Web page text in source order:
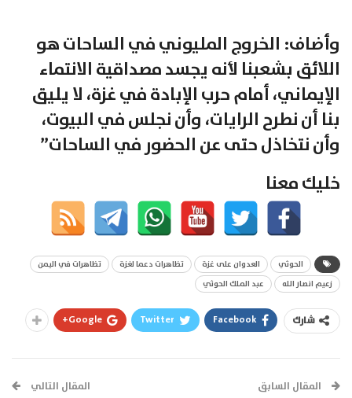
وأضاف: الخروج المليوني في الساحات هو
اللائق بشعبنا لأنه يجسد مصداقية الانتماء
الإيماني، أمام حرب الإبادة في غزة، لا يليق
بنا أن نطرح الرايات، وأن نجلس في البيوت،
وأن نتخاذل حتى عن الحضور في الساحات”
خليك معنا
الحوثي العدوان على غزة تظاهرات دعما لغزة
تظاهرات في اليمن
زعيم انصار الله
عبد الملك الحوثي
شارك Facebook
Twitter
Google+
المقال السابق المقال التالي